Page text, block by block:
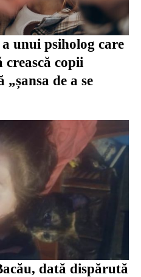
unui psiholog care
copii
de a se
dată dispărută